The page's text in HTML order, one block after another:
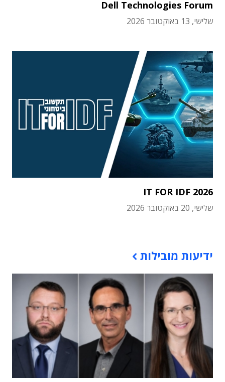
Dell Technologies Forum
שלישי, 13 באוקטובר 2026
IT FOR IDF 2026
שלישי, 20 באוקטובר 2026
ידיעות מובילות